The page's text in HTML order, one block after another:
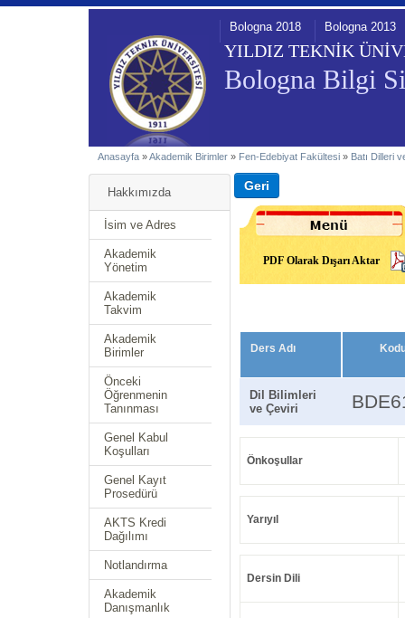
YILDIZ TEKNİK
Bologna Bilgi
Bologna 2018 Bologna 2013
Anasayfa »Akademik Birimler » Fen-Edebiyat Fakültesi » Batı Dilleri
Hakkımızda
İsim ve Adres
Akademik
Yönetim
Akademik
Takvim
Akademik
Birimler
Önceki
Öğrenmenin
Tanınması
Genel Kabul
Koşulları
Genel Kayıt
Prosedürü
AKTS Kredi
Dağılımı
Notlandırma
Akademik
Danışmanlık
PDF Olarak Dışarı Aktar
Ders Adı
Dil Bilimleri
ve Çeviri
Önkoşullar
Yarıyıl
Dersin Dili